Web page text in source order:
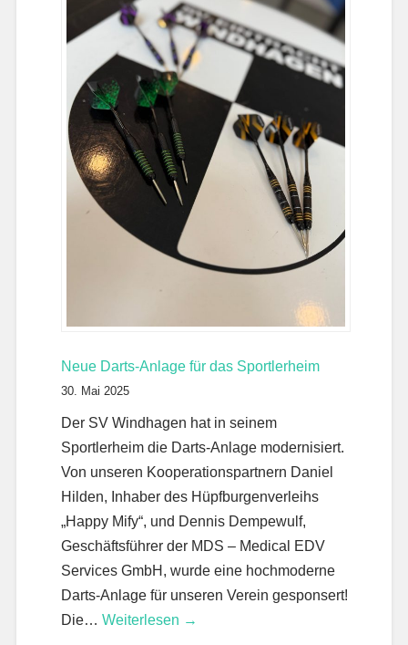
Neue Darts-Anlage für das Sportlerheim
30. Mai 2025
Der SV Windhagen hat in seinem
Sportlerheim die Darts-Anlage modernisiert.
Von unseren Kooperationspartnern Daniel
Hilden, Inhaber des Hüpfburgenverleihs
„Happy Mify“, und Dennis Dempewulf,
Geschäftsführer der MDS – Medical EDV
Services GmbH, wurde eine hochmoderne
Darts-Anlage für unseren Verein gesponsert!
Die… Weiterlesen →